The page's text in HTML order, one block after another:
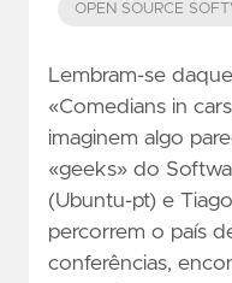
OPEN SOURCE
Lembram-se
«Comedians in
imaginem algo
«geeks» do
(Ubuntu-pt) e
percorrem o país
conferências,